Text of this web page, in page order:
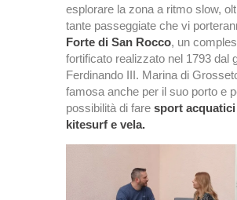
esplorare la zona a ritmo slow,
tante passeggiate che vi
Forte di San Rocco, un
fortificato realizzato nel 1793 dal
Ferdinando III. Marina di
famosa anche per il suo porto e
possibilità di fare sport
kitesurf e vela.